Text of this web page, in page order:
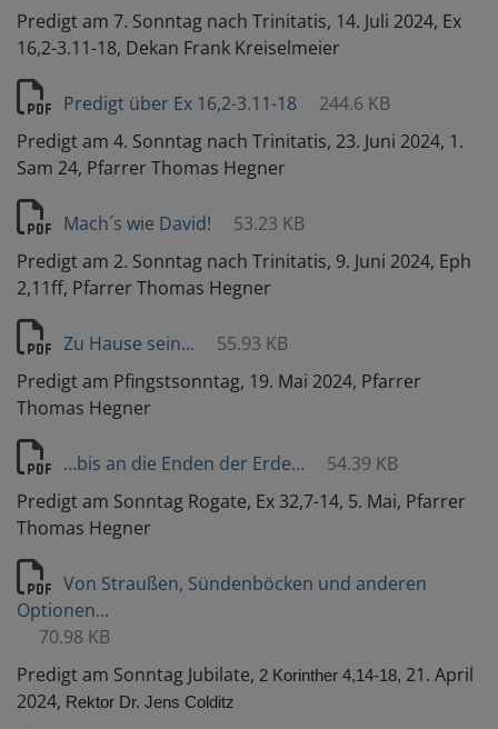
Predigt am 7. Sonntag nach Trinitatis, 14. Juli 2024, Ex
16,2-3.11-18, Dekan Frank Kreiselmeier
Predigt über Ex 16,2-3.11-18
244.6 KB
Predigt am 4. Sonntag nach Trinitatis, 23. Juni 2024, 1.
Sam 24, Pfarrer Thomas Hegner
Mach´s wie David!
53.23 KB
Predigt am 2. Sonntag nach Trinitatis, 9. Juni 2024, Eph
2,11ff, Pfarrer Thomas Hegner
Zu Hause sein...
55.93 KB
Predigt am Pfingstsonntag, 19. Mai 2024, Pfarrer
Thomas Hegner
…bis an die Enden der Erde…
54.39 KB
Predigt am Sonntag Rogate, Ex 32,7-14, 5. Mai, Pfarrer
Thomas Hegner
Von Straußen, Sündenböcken und anderen
Optionen...
70.98 KB
Predigt am Sonntag Jubilate, 2 Korinther 4,14-18, 21. April
2024, Rektor Dr. Jens Colditz